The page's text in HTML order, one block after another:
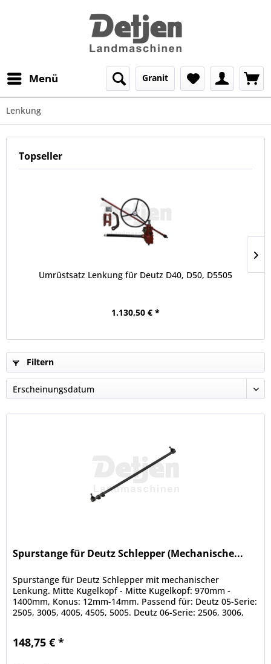
Menü Granit
Lenkung
Topseller
Umrüstsatz Lenkung für Deutz D40, D50, D5505
1.130,50 € *
Filtern
Spurstange für Deutz Schlepper (Mechanische...
Spurstange für Deutz Schlepper mit mechanischer
Lenkung. Mitte Kugelkopf - Mitte Kugelkopf: 970mm -
1400mm, Konus: 12mm-14mm. Passend für: Deutz 05-Serie:
2505, 3005, 4005, 4505, 5005. Deutz 06-Serie: 2506, 3006,
148,75 € *